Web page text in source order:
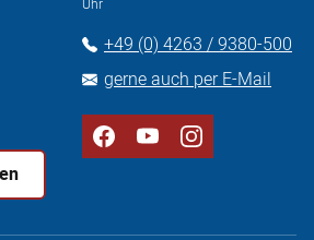
Uhr
+49 (0) 4263 / 9380-500
gerne auch per E-Mail